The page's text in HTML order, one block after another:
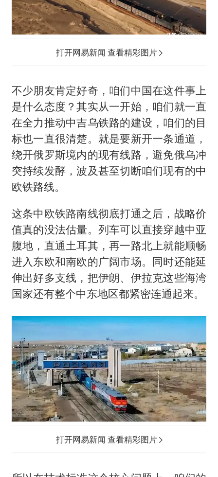
打开网易新闻 查看精彩图片
不少朋友肯定好奇，咱们中国在这件事上
是什么态度？其实从一开始，咱们就一直
在全力推动中吉乌铁路的建设，咱们的目
标也一直很清楚。就是要新开一条通道，
绕开俄罗斯境内的现有线路，避免俄乌冲
突持续发酵，波及甚至切断咱们现有的中
欧铁路线。
这条中欧铁路南线彻底打通之后，战略价
值真的没法估量。列车可以直接穿越中亚
腹地，直通土耳其，再一路北上就能顺畅
进入东欧和南欧的广阔市场。同时还能延
伸出好多支线，把伊朗、伊拉克这些海湾
国家还有整个中东地区都紧密连通起来。
打开网易新闻 查看精彩图片